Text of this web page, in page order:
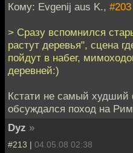
Кому: Evgenij aus K., #203
> Сразу вспомнился
растут деревья", сцена
пойдут в набег,
деревней:)
Кстати не самый
обсуждался поход на
Dyz »
#213 | 04.05.08 02:38